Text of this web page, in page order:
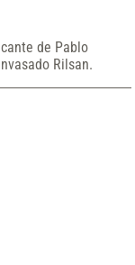
de Pablo
Rilsan.